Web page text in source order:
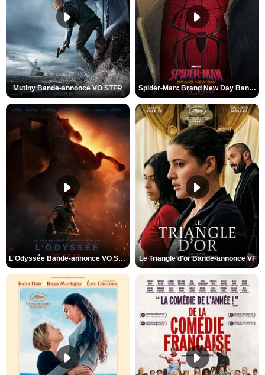
Mutiny Bande-annonce VO STFR Spider-Man: Brand New Day Bande-annonce VO STFR
L'Odyssée Bande-annonce VO STFR Le Triangle d'or Bande-annonce VF